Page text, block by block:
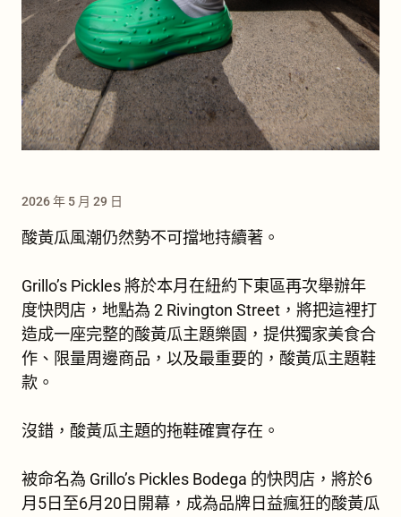
2026 年 5 月 29 日
酸黃瓜風潮仍然勢不可擋地持續著。
Grillo’s Pickles 將於本月在紐約下東區再次舉辦年
度快閃店，地點為 2 Rivington Street，將把這裡打
造成一座完整的酸黃瓜主題樂園，提供獨家美食合
作、限量周邊商品，以及最重要的，酸黃瓜主題鞋
款。
沒錯，酸黃瓜主題的拖鞋確實存在。
被命名為 Grillo’s Pickles Bodega 的快閃店，將於6
月5日至6月20日開幕，成為品牌日益瘋狂的酸黃瓜